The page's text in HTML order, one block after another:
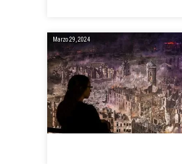
Marzo 29, 2024